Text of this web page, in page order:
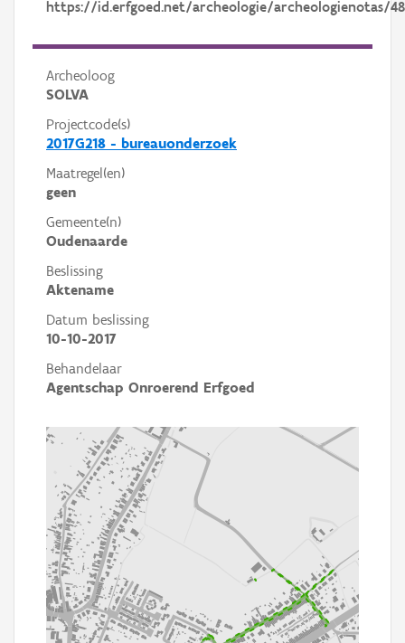
https://id.erfgoed.net/archeologie/archeologienotas/
Archeoloog
SOLVA
Projectcode(s)
2017G218 - bureauonderzoek
Maatregel(en)
geen
Gemeente(n)
Oudenaarde
Beslissing
Aktename
Datum beslissing
10-10-2017
Behandelaar
Agentschap Onroerend Erfgoed